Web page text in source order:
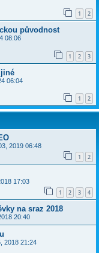
1 2
původnost
08:06
1 2 3
06:04
1 2
2019 06:48
1 2
17:03
1 2 3 4
na sraz 2018
20:40
2018 21:24